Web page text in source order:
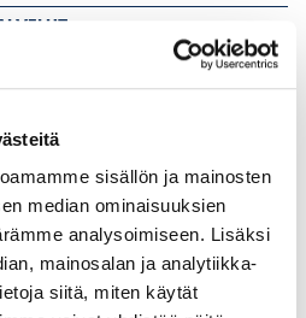
sisällön ja mainosten
median ominaisuuksien
analysoimiseen. Lisäksi
mainosalan ja analytiikka-
siitä, miten käytät
Löytyikö
sisällöstä
korjattavaa?